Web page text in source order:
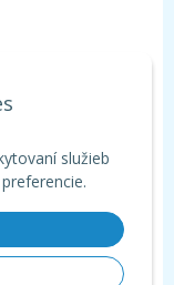
služieb